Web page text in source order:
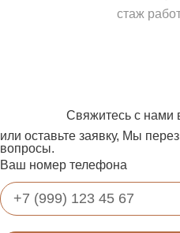
стаж
Свяжитесь с нами
или оставьте заявку, Мы
вопросы.
Ваш номер телефона